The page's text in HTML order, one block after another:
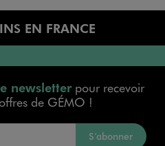
EN FRANCE
newsletterpour recevoir
de GÉMO !
S’abonner